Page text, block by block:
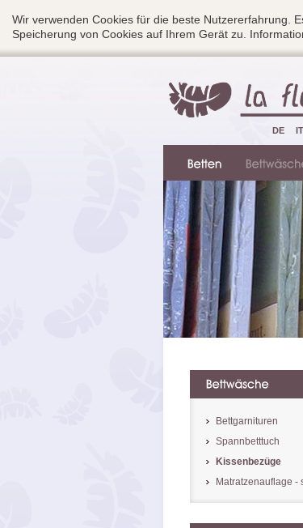
Wir verwenden Cookies für die beste Nutzererfahrung.
Speicherung von Cookies auf Ihrem Gerät zu.
Bettgarnituren
Spannbetttuch
Kissenbezüge
Matratzenauflage -
DE IT